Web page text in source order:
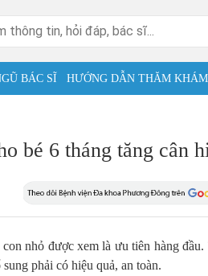
BÁC SĨ HƯỚNG DẪN THĂM KHÁM
bé 6 tháng tăng cân
nhỏ được xem là ưu tiên hàng đầu.
phải có hiệu quả, an toàn.